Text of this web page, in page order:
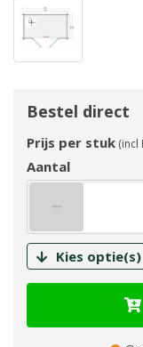
Bestel direct
Prijs per stuk (incl
Aantal
Kies optie(s)